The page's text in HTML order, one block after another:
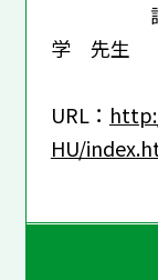
講演
学 先生
URL：
HU/